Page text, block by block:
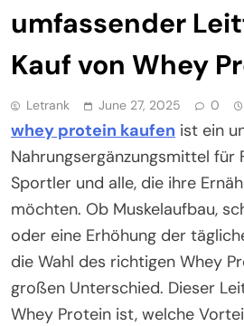
umfassender
Kauf von Whey
Letrank June 27, 2025 0
whey protein kaufen ist ein
Nahrungsergänzungsmittel für
Sportler und alle, die ihre
möchten. Ob Muskelaufbau,
oder eine Erhöhung der
die Wahl des richtigen Whey
großen Unterschied. Dieser
Whey Protein ist, welche